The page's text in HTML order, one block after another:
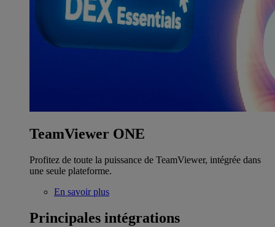
TeamViewer ONE
Profitez de toute la puissance de TeamViewer, intégrée dans
une seule plateforme.
En savoir plus
Principales intégrations